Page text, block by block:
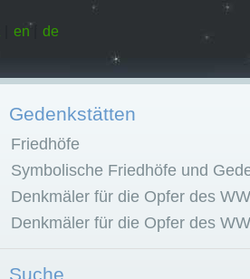
en de
Gedenkstätten
Friedhöfe
Symbolische Friedhöfe und
Denkmäler für die Opfer des
Denkmäler für die Opfer des
Suche